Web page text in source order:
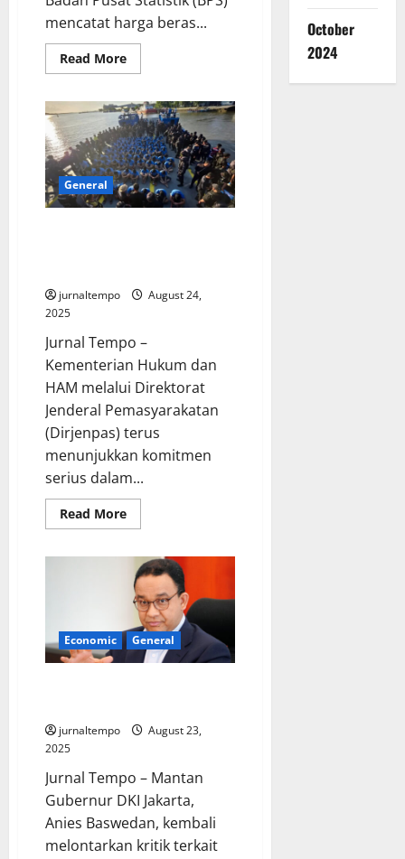
mencatat harga beras...
Read MoreRead
more
Beras
Naik
di
200
Daerah,
Ada
yang
Sentuh
Rp60
General
jurnaltempo
August 24,
2025
Jurnal Tempo –
Kementerian Hukum dan
HAM melalui Direktorat
Jenderal Pemasyarakatan
(Dirjenpas) terus
menunjukkan komitmen
serius dalam...
Read MoreRead
more
Pindahkan
1.300
Napi
High
Risk
ke
Nusakambangan
Demi
Pembinaan
Economic General
jurnaltempo
August 23,
2025
Jurnal Tempo – Mantan
Gubernur DKI Jakarta,
Anies Baswedan, kembali
melontarkan kritik terkait
October
2024